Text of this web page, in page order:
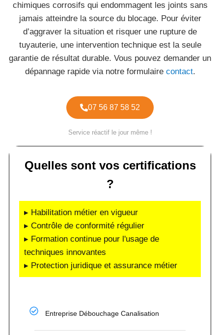
chimiques corrosifs qui endommagent les joints sans
jamais atteindre la source du blocage. Pour éviter
d’aggraver la situation et risquer une rupture de
tuyauterie, une intervention technique est la seule
garantie de résultat durable. Vous pouvez demander un
dépannage rapide via notre formulaire contact.
07 56 87 58 52
Service réactif le jour même !
Quelles sont vos certifications
?
▸ Habilitation métier en vigueur
▸ Contrôle de conformité régulier
▸ Formation continue pour l'usage de
techniques innovantes
▸ Protection juridique et assurance métier
Entreprise Débouchage Canalisation